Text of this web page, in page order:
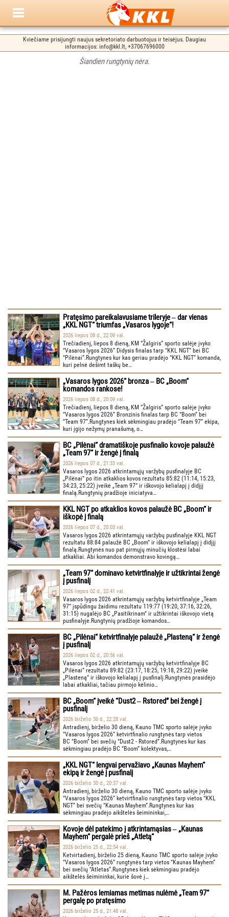
Kviečiame prisijungti naujus sekretoriato darbuotojus ir teisėjus. Daugiau
informacijos: info@kkl.lt, +37067696000
Šiandien rungtynių nėra.
Pratęsimo pareikalavusiame trileryje ‒ dar vienas
„KKL NGT“ triumfas „Vasaros lygoje“!
2026 liepos 08 d., 22:09 val.
Trečiadienį, liepos 8 dieną, KM “Žalgiris” sporto salėje įvyko
“Vasaros lygos 2026” Didysis finalas tarp “KKL NGT” bei BC
“Pilėnai”.Rungtynes kur kas geriau pradėjo “KKL NGT” komanda,
kuri pelnė dešimt taškų be…
„Vasaros lygos 2026“ bronza ‒ BC „Boom“
komandos rankose!
2026 liepos 08 d., 20:09 val.
Trečiadienį, liepos 8 dieną, KM “Žalgiris” sporto salėje įvyko
“Vasaros lygos 2026” Bronzinis finalas tarp BC “Boom” bei
“Team 97”.Rungtynes kiek sėkmingiau pradėjo “Team 97” ekipa,
kuri įgijo nežymų pranašumą, o…
BC „Pilėnai“ dramatiškoje pusfinalio kovoje palaužė
„Team 97“ ir žengė į finalą
2026 liepos 07 d., 21:33 val.
Vasaros lygos 2026 atkrintamųjų varžybų pusfinalyje BC
„Pilėnai“ po itin atkaklios kovos rezultatu 85:82 (11:14, 15:23,
34:23, 25:22) įveikė „Team 97“ ir iškovojo kelialapį į didįjį
finalą.Rungtynių pradžioje iniciatyva…
KKL NGT po atkaklios kovos palaužė BC „Boom“ ir
iškopė į finalą
2026 liepos 07 d., 20:03 val.
Vasaros lygos 2026 atkrintamųjų varžybų pusfinalyje KKL NGT
rezultatu 88:84 palaužė BC „Boom“ ir iškovojo kelialapį į didįjį
finalą.Rungtynės nuo pat pirmųjų minučių klostėsi labai
atkakliai. Abi komandos demonstravo kovingą…
„Team 97“ dominavo ketvirtfinalyje ir užtikrintai žengė
į pusfinalį
2026 liepos 02 d., 22:41 val.
Vasaros lygos 2026 atkrintamųjų varžybų ketvirtfinalyje „Team
97“ įspūdingu žaidimu rezultatu 119:77 (19:20, 37:16, 32:26,
31:15) nugalėjo BC „Pasitikrinam“ ir užtikrintai iškovojo vietą
pusfinalyje.Rungtynių pradžioje komandos…
BC „Pilėnai“ ketvirtfinalyje palaužė „Plasteną“ ir žengė
į pusfinalį
2026 liepos 02 d., 20:56 val.
Vasaros lygos 2026 atkrintamųjų varžybų ketvirtfinalyje BC
„Pilėnai“ rezultatu 89:82 (23:17, 18:25, 19:18, 29:22) įveikė
„Plasteną“ ir iškovojo kelialapį į pusfinalį.Rungtynės prasidėjo
labai atkakliai, tačiau pirmojo kėlinio…
BC „Boom“ įveikė “Dust2 ‒ Rstored” bei žengė į
pusfinalį
2026 birželio 30 d., 22:28 val.
Antradienį, birželio 30 dieną, Kauno TMC sporto salėje įvyko
“Vasaros lygos 2026” ketvirtfinalio rungtynės tarp vietos
BC “Boom” bei svečių “Dust2 - Rstored”.Rungtynes kur kas
sėkmingiau pradėjo BC “Boom” kolektyvas,…
„KKL NGT“ lengvai pervažiavo „Kaunas Mayhem“
ekipą ir žengė į pusfinalį
2026 birželio 30 d., 20:37 val.
Antradienį, birželio 30 dieną, Kauno TMC sporto salėje įvyko
“Vasaros lygos 2026” ketvirtfinalio rungtynės tarp vietos “KKL
NGT” bei svečių “Kaunas Mayhem”.Rungtynes kur kas
sėkmingiau pradėjo aikštelės šeimininkai,…
Kovoje dėl patekimo į atkrintamąsias ‒ „Kaunas
Mayhem“ pergalė prieš „Atletą“
2026 birželio 25 d., 22:54 val.
Ketvirtadienį, birželio 25 dieną, Kauno TMC sporto salėje įvyko
“Vasaros lygos 2026” rungtynės tarp vietos “Kaunas Mayhem”
bei svečių “Atletas”.Rungtynes kiek sėkmingiau pradėjo
aikštelės šeimininkai, kurie šovė į…
M. Pažėros lemiamas metimas nulėmė „Team 97“
pergalę po pratęsimo
2026 birželio 25 d., 21:48 val.